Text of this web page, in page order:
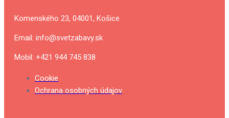
Komenského 23, 04001, Košice
Email: info@svetzabavy.sk
Mobil: +421 944 745 838
Cookie
Ochrana osobných údajov